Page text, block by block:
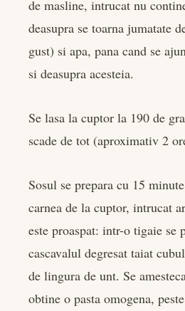
de masline, intrucat nu
deasupra se toarna jumatate
gust) si apa, pana cand se
si deasupra acesteia.
Se lasa la cuptor la 190 de
scade de tot (aproximativ 2
Sosul se prepara cu 15
carnea de la cuptor, intrucat
este proaspat: intr-o tigaie se
cascavalul degresat taiat
de lingura de unt. Se
obtine o pasta omogena,